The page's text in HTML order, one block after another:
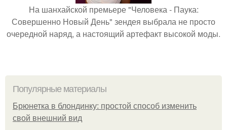
На шанхайской премьере "Человека - Паука:
Совершенно Новый День" зендея выбрала не просто
очередной наряд, а настоящий артефакт высокой моды.
Популярные материалы
Брюнетка в блондинку: простой способ изменить
свой внешний вид